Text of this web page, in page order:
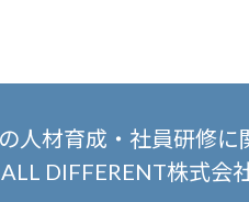
人材育成・社員研修に
ALL DIFFERENT株式会